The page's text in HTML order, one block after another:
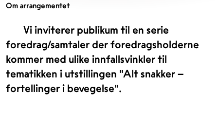
Om arrangementet
Vi inviterer publikum til en serie
foredrag/samtaler der foredragsholderne
kommer med ulike innfallsvinkler til
tematikken i utstillingen "Alt snakker –
fortellinger i bevegelse".